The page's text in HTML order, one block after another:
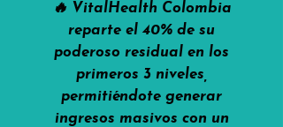
🔥 VitalHealth Colombia
reparte el 40% de su
poderoso residual en los
primeros 3 niveles,
permitiéndote generar
ingresos masivos con un